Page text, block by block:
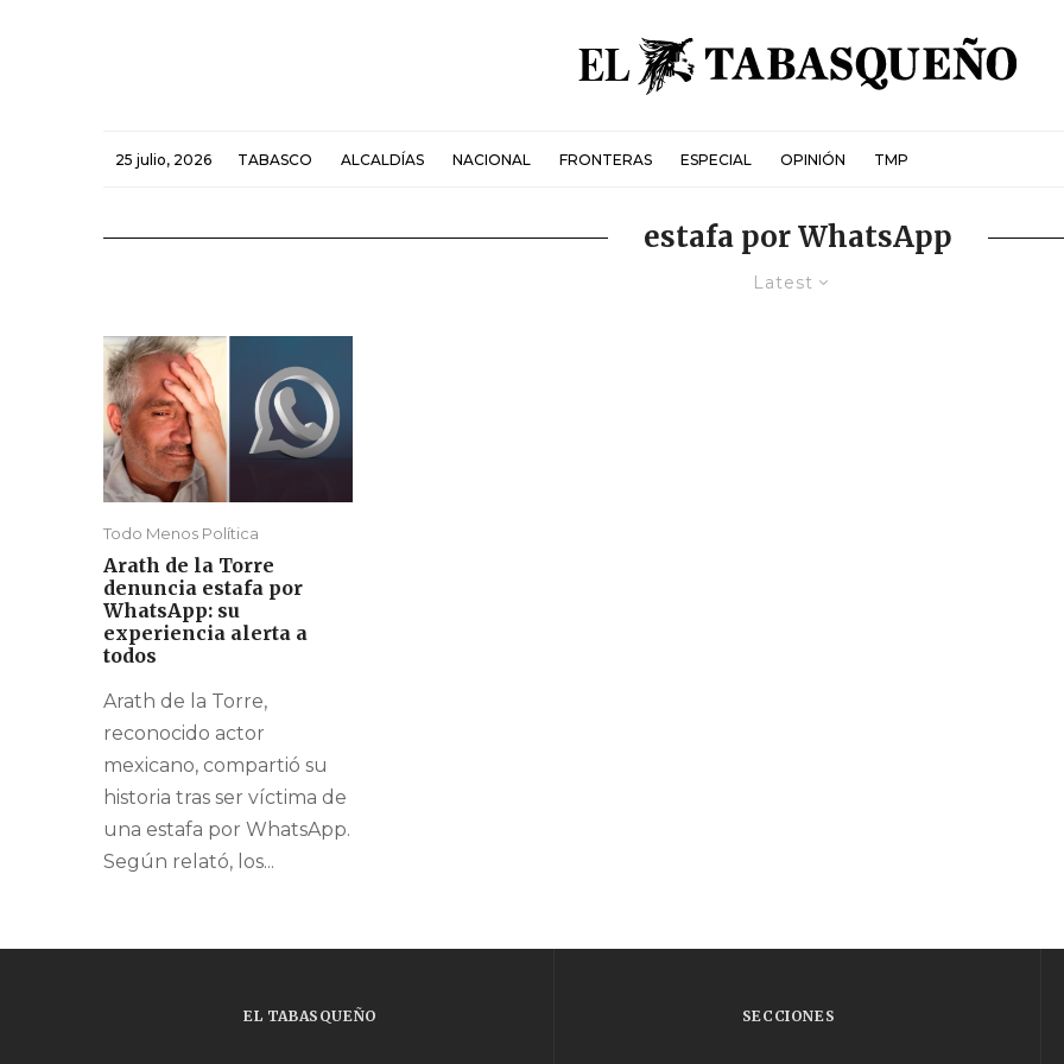
25 julio, 2026 TABASCO ALCALDÍAS NACIONAL FRONTERAS ESPECIAL OPINIÓN TMP
estafa por WhatsApp
Latest
Todo Menos Política
Arath de la Torre
denuncia estafa por
WhatsApp: su
experiencia alerta a
todos
Arath de la Torre,
reconocido actor
mexicano, compartió su
historia tras ser víctima de
una estafa por WhatsApp.
Según relató, los...
EL TABASQUEÑO SECCIONES